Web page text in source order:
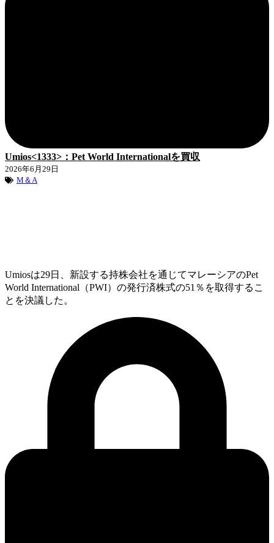
Umios<1333>：Pet World Internationalを買収
2026年6月29日
M＆A
Umiosは29日、新設する持株会社を通じてマレーシアのPet
World International（PWI）の発行済株式の51％を取得するこ
とを決議した。